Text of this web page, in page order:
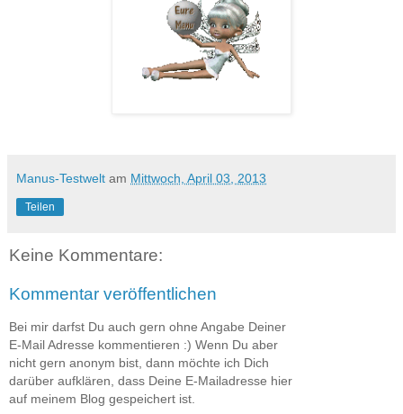
Manus-Testwelt am Mittwoch, April 03, 2013
Teilen
Keine Kommentare:
Kommentar veröffentlichen
Bei mir darfst Du auch gern ohne Angabe Deiner
E-Mail Adresse kommentieren :) Wenn Du aber
nicht gern anonym bist, dann möchte ich Dich
darüber aufklären, dass Deine E-Mailadresse hier
auf meinem Blog gespeichert ist.